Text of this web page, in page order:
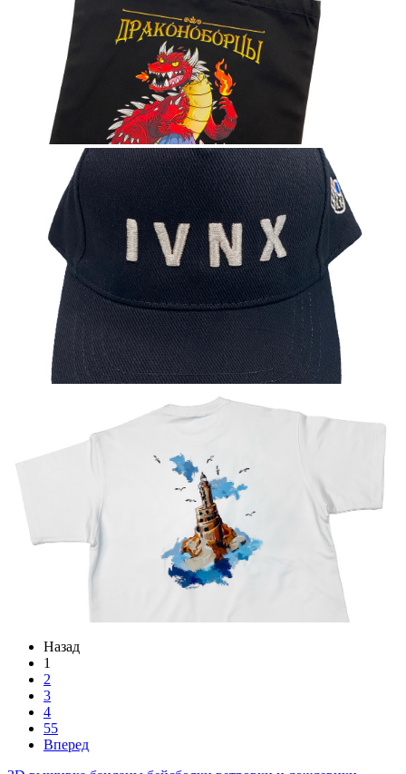
Назад
1
2
3
4
55
Вперед